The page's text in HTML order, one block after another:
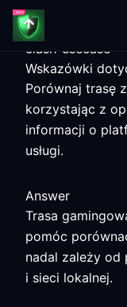
clash-usecase
Wskazówki
Porównaj trasę
korzystając z
informacji o
usługi.
Answer
Trasa
pomóc
nadal zależy od
i sieci lokalnej.